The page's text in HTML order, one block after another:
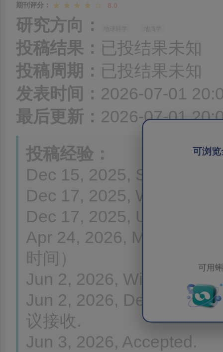
可浏
可用
期刊评分： 8.0
研究方向：
投稿结果： 已投结果未知
投稿周期： 已投结果未知
发表时间： 2026-07-01
最后更新： 2026-07-01
投稿经验：
Dec 15, 2025, Submitted
Dec 17, 2025, With Editor
Dec 17, 2025, Under
Apr 24, 2026, Moderate
时间）
Jun 2, 2026, With Editor
Jun 2, 2026, Decision in
议接收.
Jun 3, 2026, Accepted.